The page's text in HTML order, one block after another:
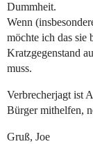
Dummheit.
Wenn
möchte ich das sie
Kratzgegenstand
muss.
Verbrecherjagt ist
Bürger mithelfen,
Gruß, Joe